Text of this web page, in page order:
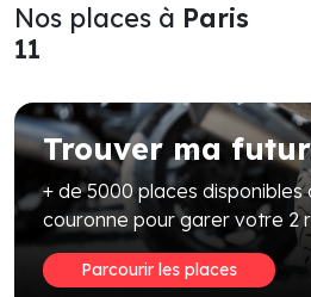
Nos places à Paris
11
Trouver ma
+ de 5000 places
couronne pour garer votre 2
Parcourir les places